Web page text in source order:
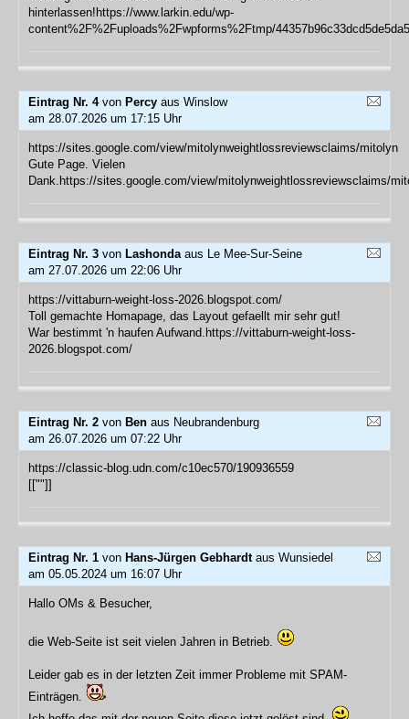
hinterlassen!https://www.larkin.edu/wp-
content%2F%2Fuploads%2Fwpforms%2Ftmp/
Eintrag Nr. 4von Percy aus Winslow
am 28.07.2026 um 17:15 Uhr
https://sites.google.com/view/mitolynweightlossreviewsclaims/mitolyn
Gute Page. Vielen
Dank.https://sites.google.com/view/mitolynweightlossreviewsclaims/
Eintrag Nr. 3 von Lashonda aus Le Mee-Sur-Seine
am 27.07.2026 um 22:06 Uhr
https://vittaburn-weight-loss-2026.blogspot.com/
Toll gemachte Homapage, das Layout gefaellt mir sehr gut!
War bestimmt 'n haufen Aufwand.https://vittaburn-weight-loss-
2026.blogspot.com/
Eintrag Nr. 2 von Ben aus Neubrandenburg
am 26.07.2026 um 07:22 Uhr
https://classic-blog.udn.com/c10ec570/190936559
[[""]]
Eintrag Nr. 1 von Hans-Jürgen Gebhardt aus Wunsiedel
am 05.05.2024 um 16:07 Uhr
Hallo OMs & Besucher,
die Web-Seite ist seit vielen Jahren in Betrieb.
Leider gab es in der letzten Zeit immer Probleme mit SPAM-
Einträgen.